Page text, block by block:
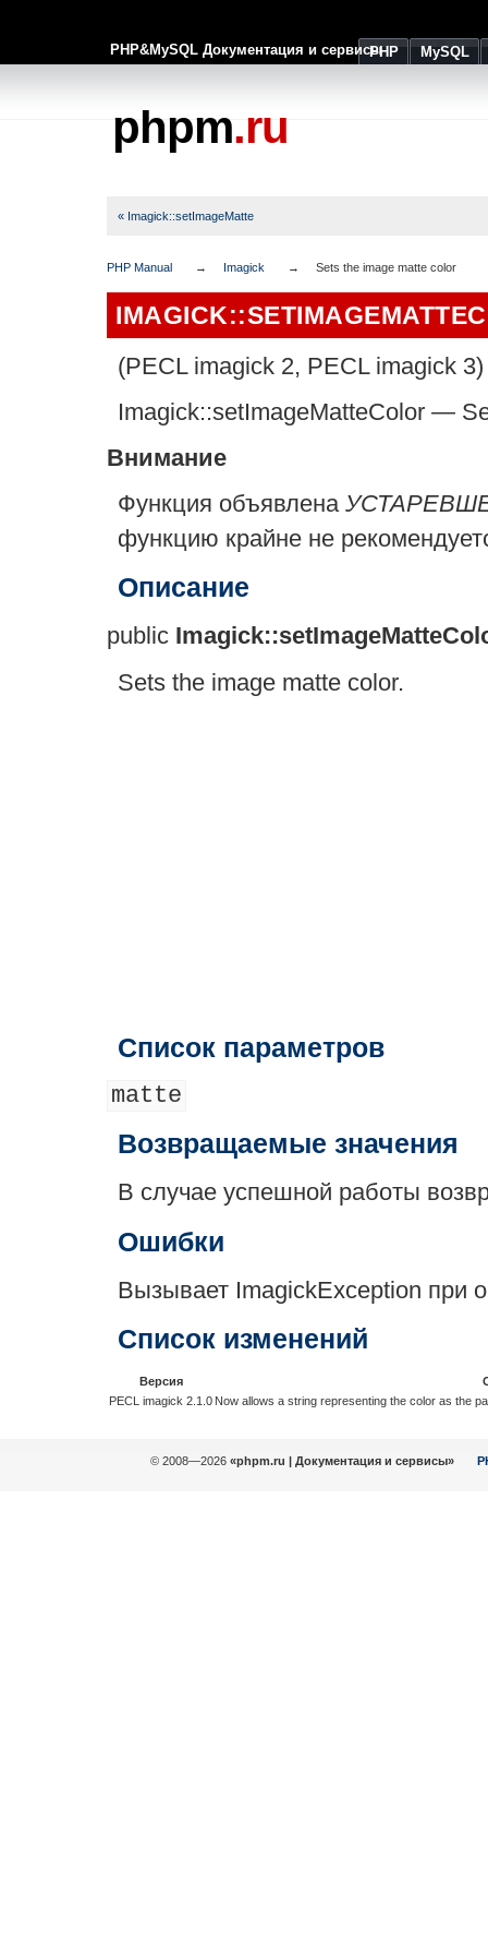
PHP&MySQL Документация и сервисыPHP MySQL
phpm.ru
« Imagick::setImageMatte
PHP Manual Imagick Sets the image matte color
(PECL imagick 2, PECL imagick 3)
Imagick::setImageMatteColor —
Внимание
Функция объявлена
функцию крайне не
Описание
public
Sets the image matte color.
Список параметров
matte
Возвращаемые значения
В случае успешной работы
Ошибки
Вызывает ImagickException при
Список изменений
Версия
PECL imagick 2.1.0 Now allows a string representing the color as the
© 2008—2026 «phpm.ru | Документация и сервисы»